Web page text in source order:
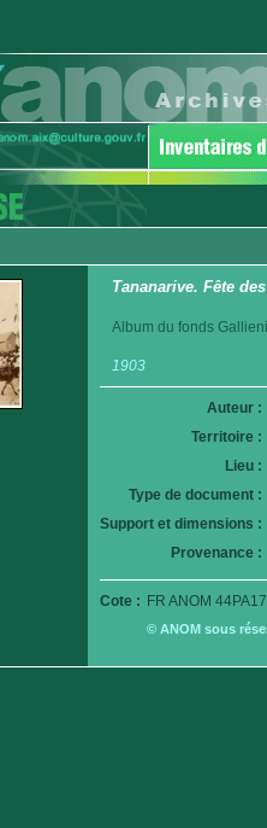
Tananarive. Fête
Album du fonds
1903
Auteur :
Territoire :
Lieu :
Type de document :
Support et dimensions :
Provenance :
Cote : FR ANOM
© ANOM sous